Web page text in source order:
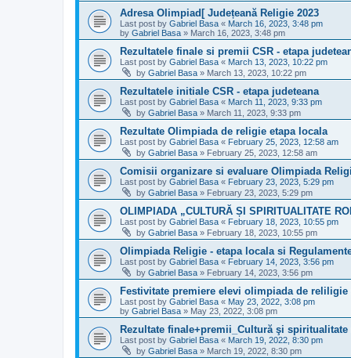
Adresa Olimpiad[ Județeană Religie 2023
Last post by Gabriel Basa « March 16, 2023, 3:48 pm
by Gabriel Basa » March 16, 2023, 3:48 pm
Rezultatele finale si premii CSR - etapa
Last post by Gabriel Basa « March 13, 2023, 10:22 pm
by Gabriel Basa » March 13, 2023, 10:22 pm
Rezultatele initiale CSR - etapa judeteana
Last post by Gabriel Basa « March 11, 2023, 9:33 pm
by Gabriel Basa » March 11, 2023, 9:33 pm
Rezultate Olimpiada de religie etapa locala
Last post by Gabriel Basa « February 25, 2023, 12:58 am
by Gabriel Basa » February 25, 2023, 12:58 am
Comisii organizare si evaluare Olimpiada
Last post by Gabriel Basa « February 23, 2023, 5:29 pm
by Gabriel Basa » February 23, 2023, 5:29 pm
OLIMPIADA „CULTURĂ ȘI SPIRITUALITATE
Last post by Gabriel Basa « February 18, 2023, 10:55 pm
by Gabriel Basa » February 18, 2023, 10:55 pm
Olimpiada Religie - etapa locala si
Last post by Gabriel Basa « February 14, 2023, 3:56 pm
by Gabriel Basa » February 14, 2023, 3:56 pm
Festivitate premiere elevi olimpiada de reliligie
Last post by Gabriel Basa « May 23, 2022, 3:08 pm
by Gabriel Basa » May 23, 2022, 3:08 pm
Rezultate finale+premii_Cultură şi spiritualitate
Last post by Gabriel Basa « March 19, 2022, 8:30 pm
by Gabriel Basa » March 19, 2022, 8:30 pm